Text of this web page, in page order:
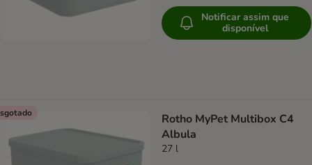
Notificar assim que
disponível
Rotho MyPet Multibox C4
Albula
27 l